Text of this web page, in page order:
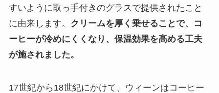
すいように取っ手付きのグラスで提供されたこと
に由来します。 クリームを厚く乗せることで、コ
ーヒーが冷めにくくなり、保温効果を高める工夫
が施されました。
17世紀から18世紀にかけて、ウィーンはコーヒー